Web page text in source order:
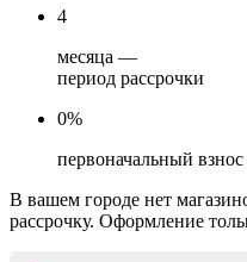
4
месяца —
период рассрочки
0%
первоначальный взнос
В вашем городе нет
рассрочку. Оформление